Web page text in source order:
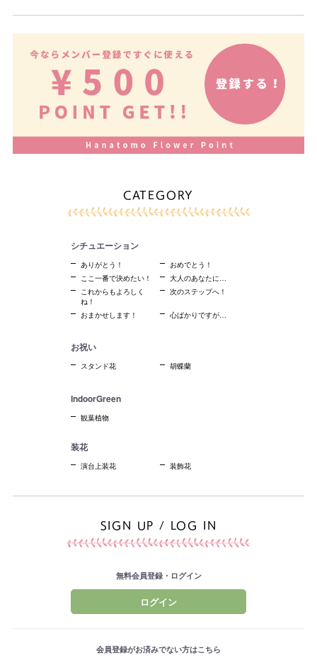
CATEGORY
シチュエーション
ありがとう！
おめでとう！
ここ一番で決めたい！
大人のあなたに…
これからもよろしく
ね！
次のステップへ！
おまかせします！ 心ばかりですが…
お祝い
スタンド花 胡蝶蘭
IndoorGreen
観葉植物
装花
演台上装花 装飾花
SIGN UP / LOG IN
無料会員登録・ログイン
ログイン
会員登録がお済みでない方はこちら